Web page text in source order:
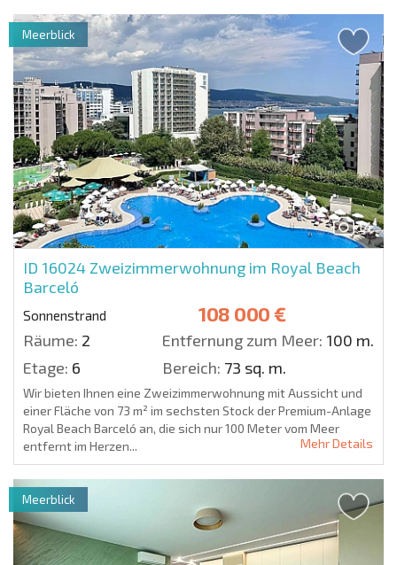
14
ID 16024 Zweizimmerwohnung im Royal Beach
Barceló
Sonnenstrand 108 000 €
Räume: 2 Entfernung zum Meer: 100 m.
Etage: 6 Bereich: 73 sq. m.
Meerblick
Wir bieten Ihnen eine Zweizimmerwohnung mit Aussicht und
einer Fläche von 73 m² im sechsten Stock der Premium-Anlage
Royal Beach Barceló an, die sich nur 100 Meter vom Meer
entfernt im Herzen...
Mehr Details
Meerblick